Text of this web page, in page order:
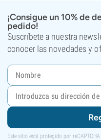
¡Consigue un 10% de
pedido!
Suscríbete a nuestra
conocer las novedades y
Este sitio está protegido por